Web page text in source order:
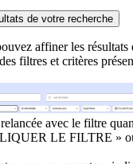
de votre recherche
affiner les résultats
filtres et critères
avec le filtre
LE FILTRE »